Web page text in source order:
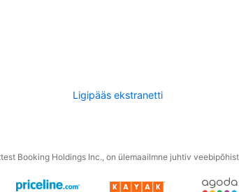
Ligipääs ekstranetti
Booking Holdings Inc., on ülemaailmne juhtiv